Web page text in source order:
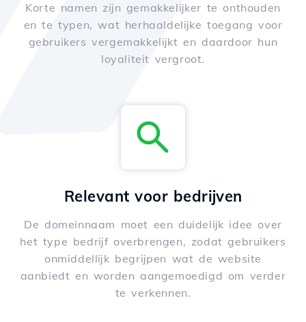
Korte namen zijn gemakkelijker te onthouden
en te typen, wat herhaaldelijke toegang voor
gebruikers vergemakkelijkt en daardoor hun
loyaliteit vergroot.
Relevant voor bedrijven
De domeinnaam moet een duidelijk idee over
het type bedrijf overbrengen, zodat gebruikers
onmiddellijk begrijpen wat de website
aanbiedt en worden aangemoedigd om verder
te verkennen.